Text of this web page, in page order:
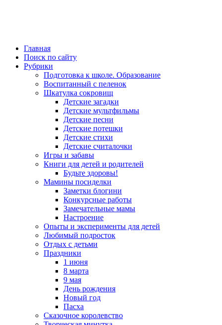
Главная
Поиск по сайту
Рубрики
Подготовка к школе. Образование
Воспитанный с пеленок
Шкатулка сокровищ
Детские загадки
Детские мультфильмы
Детские песни
Детские потешки
Детские стихи
Детские считалочки
Игры и забавы
Книги для детей и родителей
Будьте здоровы!
Мамины посиделки
Заметки блогини
Конкурсные работы
Замечательные мамы
Настроение
Опыты и эксперименты для детей
Любимый подросток
Отдых с детьми
Праздники
1 июня
8 марта
9 мая
День рождения
Новый год
Пасха
Сказочное королевство